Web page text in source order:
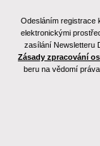
Odesláním registrace
elektronickými
zasílání Newsletteru
Zásady zpracování
beru na vědomí